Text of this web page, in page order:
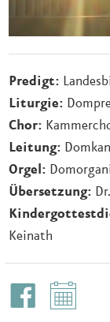
Predigt:
Liturgie:
Chor:
Leitung:
Orgel:
Übersetzung:
Keinath